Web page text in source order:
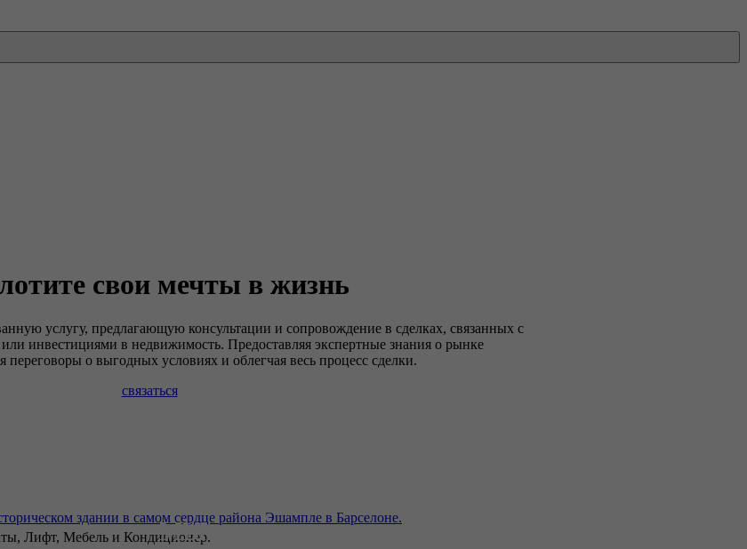
свои мечты в жизнь
услугу, предлагающую консультации и сопровождение в сделках, связанных с
инвестициями в недвижимость. Предоставляя экспертные знания о рынке
переговоры о выгодных условиях и облегчая весь процесс сделки.
связаться
здании в самом сердце района Эшампле в Барселоне.
Лифт, Мебель и Кондиционер.
мы